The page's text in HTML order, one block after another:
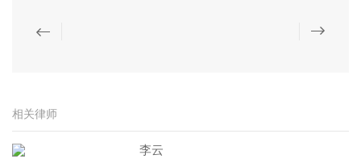
相关律师
李云